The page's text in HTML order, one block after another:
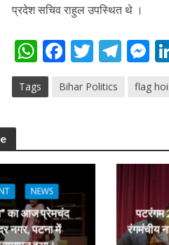
‘शेल्टर होम’ के एक
प्रदेश सचिव राहुल उपस्थित थे ।
W
h
at
p
p
F
ac
e
o
T
w
itt
T
el
m
e
g
er
Tags Bihar Politics flag
NEWS
का आज प्रेमचंद
नगर, पटना में
पटरंगम
रंगमंचीय